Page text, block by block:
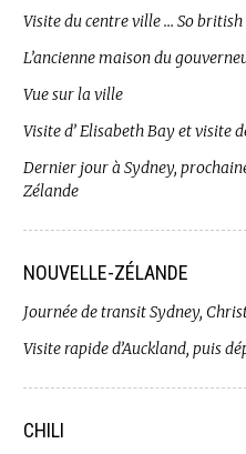
Visite du centre ville … So british
L’ancienne maison du
Vue sur la ville
Visite d’ Elisabeth Bay et visite
Dernier jour à Sydney,
Zélande
NOUVELLE-ZÉLANDE
Journée de transit Sydney,
Visite rapide d’Auckland, puis
CHILI